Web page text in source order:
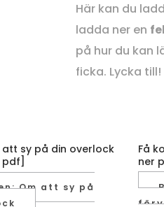
Här kan du
ladda ner en
på hur du kan
ficka. Lycka till!
att sy på din overlock
pdf]
Om att sy på
Få
ner